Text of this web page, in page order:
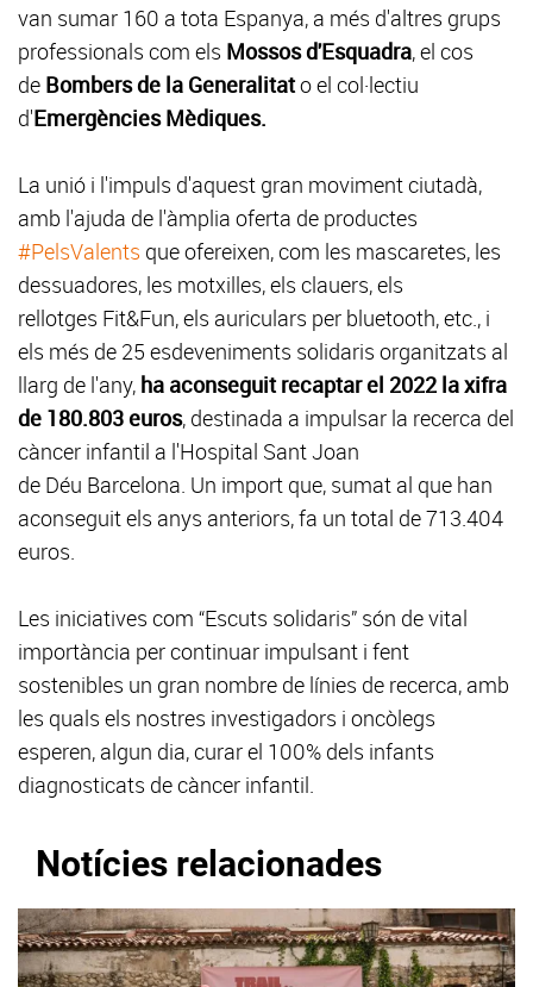
van sumar 160 a tota Espanya, a més d'altres grups
professionals com els Mossos d'Esquadra, el cos
de Bombers de la Generalitato el col·lectiu
d'Emergències Mèdiques.
La unió i l'impuls d'aquest gran moviment ciutadà,
amb l'ajuda de l'àmplia oferta de productes
#PelsValents que ofereixen, com les mascaretes, les
dessuadores, les motxilles, els clauers, els
rellotges Fit&Fun, els auriculars per bluetooth, etc., i
els més de 25 esdeveniments solidaris organitzats al
llarg de l'any, ha aconseguit recaptar el 2022 la xifra
de 180.803 euros, destinada a impulsar la recerca del
càncer infantil a l'Hospital Sant Joan
de Déu Barcelona. Un import que, sumat al que han
aconseguit els anys anteriors, fa un total de 713.404
euros.
Les iniciatives com “Escuts solidaris” són de vital
importància per continuar impulsant i fent
sostenibles un gran nombre de línies de recerca, amb
les quals els nostres investigadors i oncòlegs
esperen, algun dia, curar el 100% dels infants
diagnosticats de càncer infantil.
Notícies relacionades